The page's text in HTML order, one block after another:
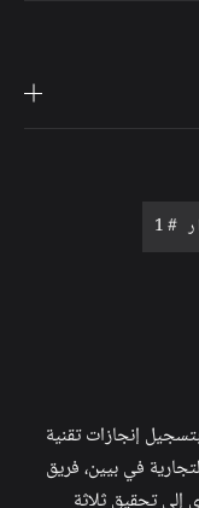
إنجازات تقنية
العلامة التجارية في بيين، فريق
إلى تحقيق ثلاثة